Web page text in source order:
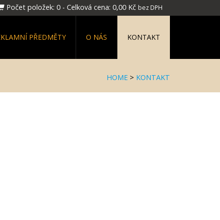
Počet položek: 0 - Celková cena: 0,00 Kč bez DPH
PŘEDMĚTY O NÁS KONTAKT
HOME > KONTAKT